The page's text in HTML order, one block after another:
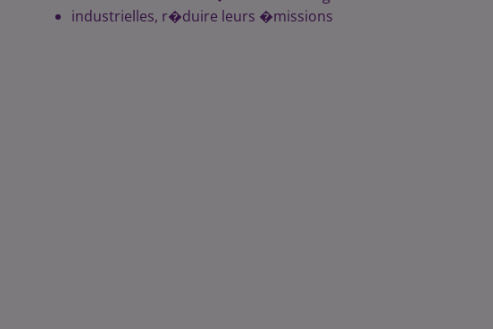
industrielles, r�duire leurs �missions